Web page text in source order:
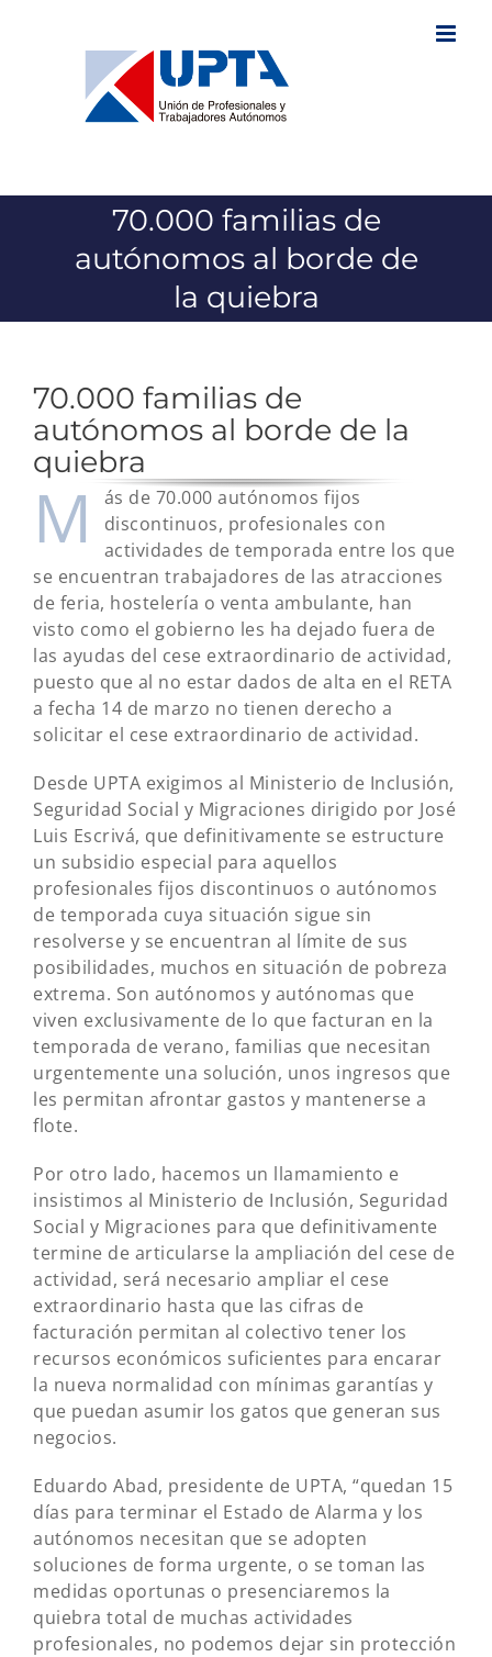
70.000 familias de
autónomos al borde de
la quiebra
70.000 familias de
autónomos al borde de la
quiebra
M
ás de 70.000 autónomos fijos
discontinuos, profesionales con
actividades de temporada entre los que
se encuentran trabajadores de las atracciones
de feria, hostelería o venta ambulante, han
visto como el gobierno les ha dejado fuera de
las ayudas del cese extraordinario de actividad,
puesto que al no estar dados de alta en el RETA
a fecha 14 de marzo no tienen derecho a
solicitar el cese extraordinario de actividad.
Desde UPTA exigimos al Ministerio de Inclusión,
Seguridad Social y Migraciones dirigido por José
Luis Escrivá, que definitivamente se estructure
un subsidio especial para aquellos
profesionales fijos discontinuos o autónomos
de temporada cuya situación sigue sin
resolverse y se encuentran al límite de sus
posibilidades, muchos en situación de pobreza
extrema. Son autónomos y autónomas que
viven exclusivamente de lo que facturan en la
temporada de verano, familias que necesitan
urgentemente una solución, unos ingresos que
les permitan afrontar gastos y mantenerse a
flote.
Por otro lado, hacemos un llamamiento e
insistimos al Ministerio de Inclusión, Seguridad
Social y Migraciones para que definitivamente
termine de articularse la ampliación del cese de
actividad, será necesario ampliar el cese
extraordinario hasta que las cifras de
facturación permitan al colectivo tener los
recursos económicos suficientes para encarar
la nueva normalidad con mínimas garantías y
que puedan asumir los gatos que generan sus
negocios.
Eduardo Abad, presidente de UPTA, “quedan 15
días para terminar el Estado de Alarma y los
autónomos necesitan que se adopten
soluciones de forma urgente, o se toman las
medidas oportunas o presenciaremos la
quiebra total de muchas actividades
profesionales, no podemos dejar sin protección